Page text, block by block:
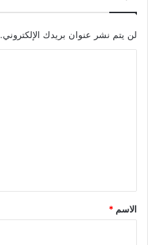
لن يتم نشر عنوان بريدك الإلكتروني.
*
الاسم *